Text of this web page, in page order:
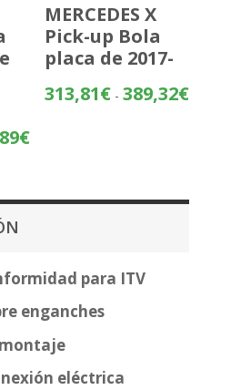
€Rango
MERCEDES X
Pick-up Bola
placa de 2017-
313,81€ - 389,32€Rango
para ITV
enganches
eléctrica